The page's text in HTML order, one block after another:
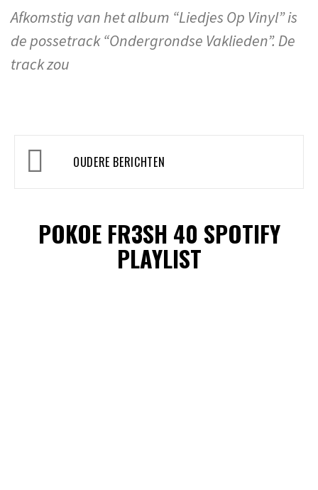
Afkomstig van het album “Liedjes Op Vinyl” is
de possetrack “Ondergrondse Vaklieden”. De
track zou
Berichtennavigatie
OUDERE BERICHTEN
POKOE FR3SH 40 SPOTIFY
PLAYLIST